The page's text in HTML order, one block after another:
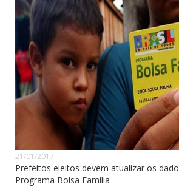
21/01/2017
Prefeitos eleitos devem atualizar os
Programa Bolsa Família